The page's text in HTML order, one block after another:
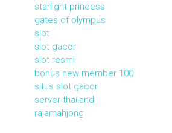
starlight princess
gates of olympus
slot
slot gacor
slot resmi
bonus new member 100
situs slot gacor
server thailand
rajamahjong